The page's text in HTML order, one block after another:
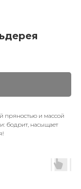
пряностью и массой
бодрит, насыщает